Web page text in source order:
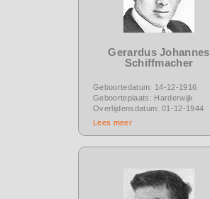
Gerardus Johannes
Schiffmacher
Geboortedatum: 14-12-1916
Geboorteplaats: Harderwijk
Overlijdensdatum: 01-12-1944
Lees meer